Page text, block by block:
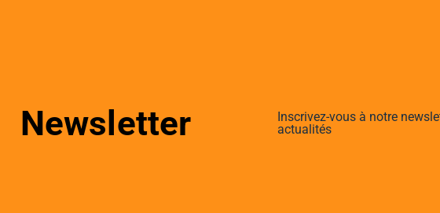
Newsletter
Inscrivez-vous à notre
actualités